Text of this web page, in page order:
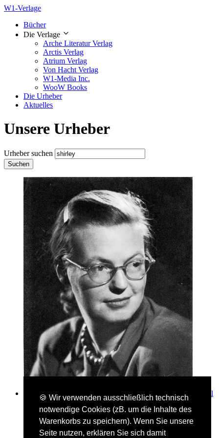
🍪 Wir verwenden ausschließlich technisch
notwendige Cookies (zB. um die Inhalte des
Warenkorbs zu speichern). Wenn Sie unsere
Seite nutzen, erklären Sie sich damit
W1-Verlage
Bücher
Die Verlage
Arche Literatur Verlag
Arctis Verlag
Atrium Verlag
Von Hacht Verlag
W1-Media Inc.
WooW Books
Die Urheber
Aktuelles
Unsere Urheber
Urheber suchen
Suchen
Detail
- Seite von Shirley Jackson
Shirley Jackson